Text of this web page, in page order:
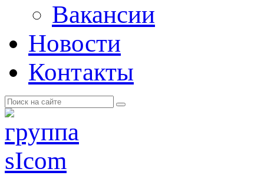
Вакансии
Новости
Контакты